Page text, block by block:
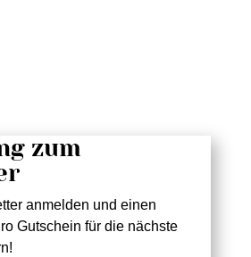
zum
anmelden und einen
Gutschein für die nächste